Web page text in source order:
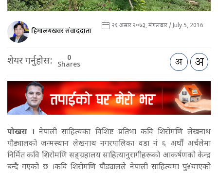
हिमालयखवर संवाददाता २१ असार २०७३, मंगलबार / July 5, 2016
शेयर गर्नुहोस: 0
Shares
पोखरा ।नेपाली साहित्यका विशिष्ट प्रतिभा कवि शिरोमणि लेखनाथ
पौड्यालको जन्मस्थान लेखनाथ नगरपालिका वडा नं ६ अर्घौं अर्चलेमा
निर्मित कवि शिरोमणि सङ्ग्रहालय साहित्यानुरागीहरूको आकर्षणको केन्द्र
बन्दै गएको छ ।कवि शिरोमणि पौड्यालले नेपाली साहित्यमा पु¥याएको